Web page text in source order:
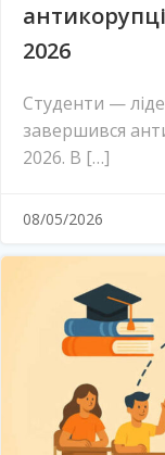
2026
Студенти —
завершився
2026. В […]
08/05/2026